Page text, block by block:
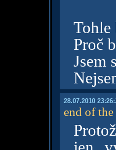
Tohle
Proč
Jsem
28.07.2010
end of